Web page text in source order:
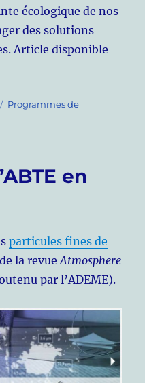
écologique de nos
des solutions
Article disponible
Catégories
Programmes de
en
particules fines de
la revueAtmosphere
par l’ADEME).